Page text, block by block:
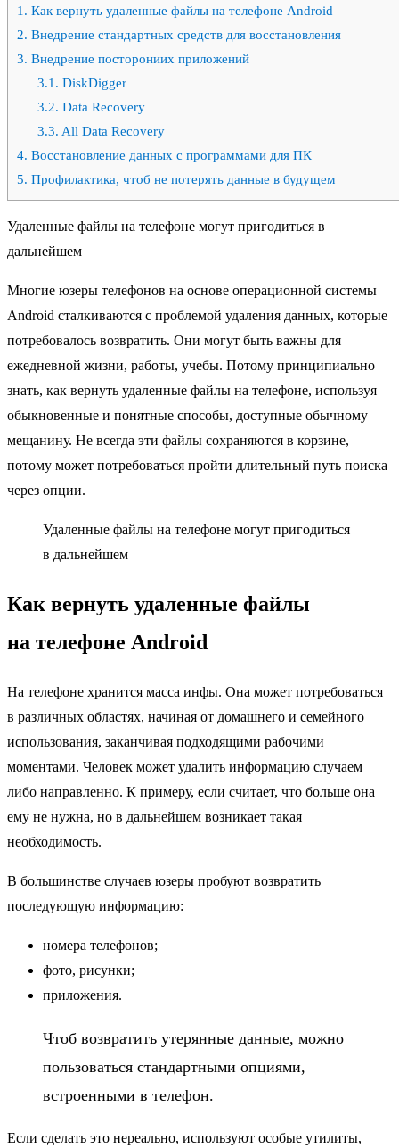
1. Как вернуть удаленные файлы на телефоне Android
2. Внедрение стандартных средств для восстановления
3. Внедрение посторониих приложений
3.1. DiskDigger
3.2. Data Recovery
3.3. All Data Recovery
4. Восстановление данных с программами для ПК
5. Профилактика, чтоб не потерять данные в будущем
Удаленные файлы на телефоне могут пригодиться в
дальнейшем
Многие юзеры телефонов на основе операционной системы
Android сталкиваются с проблемой удаления данных, которые
потребовалось возвратить. Они могут быть важны для
ежедневной жизни, работы, учебы. Потому принципиально
знать, как вернуть удаленные файлы на телефоне, используя
обыкновенные и понятные способы, доступные обычному
мещанину. Не всегда эти файлы сохраняются в корзине,
потому может потребоваться пройти длительный путь поиска
через опции.
Удаленные файлы на телефоне могут пригодиться
в дальнейшем
Как вернуть удаленные файлы
на телефоне Android
На телефоне хранится масса инфы. Она может потребоваться
в различных областях, начиная от домашнего и семейного
использования, заканчивая подходящими рабочими
моментами. Человек может удалить информацию случаем
либо направленно. К примеру, если считает, что больше она
ему не нужна, но в дальнейшем возникает такая
необходимость.
В большинстве случаев юзеры пробуют возвратить
последующую информацию:
номера телефонов;
фото, рисунки;
приложения.
Чтоб возвратить утерянные данные, можно
пользоваться стандартными опциями,
встроенными в телефон.
Если сделать это нереально, используют особые утилиты,